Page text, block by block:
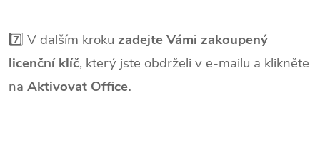
7️⃣ V dalším kroku zadejte Vámi zakoupený
licenční klíč, který jste obdrželi v e-mailu a klikněte
na Aktivovat Office.